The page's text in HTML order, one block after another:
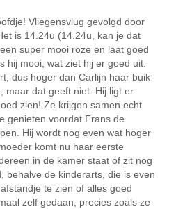
Vliegensvlug gevolgd door
is 14.24u (14.24u, kan je dat
super mooi roze en laat goed
hij mooi, wat ziet hij er goed uit.
dus hoger dan Carlijn haar buik
maar dat geeft niet. Hij ligt er
zien! Ze krijgen samen echt
genieten voordat Frans de
Hij wordt nog even wat hoger
komt nu haar eerste
in de kamer staat of zit nog
behalve de kinderarts, die is even
te zien of alles goed
zelf gedaan, precies zoals ze